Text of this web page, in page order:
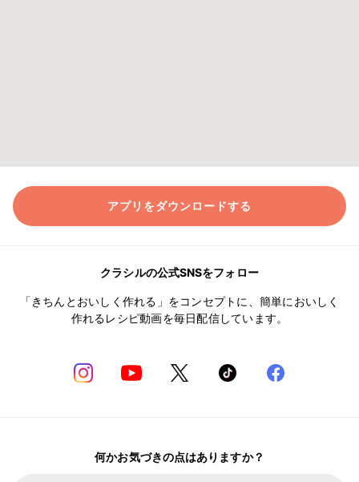
アプリをダウンロードする
クラシルの公式SNSをフォロー
「きちんとおいしく作れる」をコンセプトに、簡単においしく
作れるレシピ動画を毎日配信しています。
何かお気づきの点はありますか？